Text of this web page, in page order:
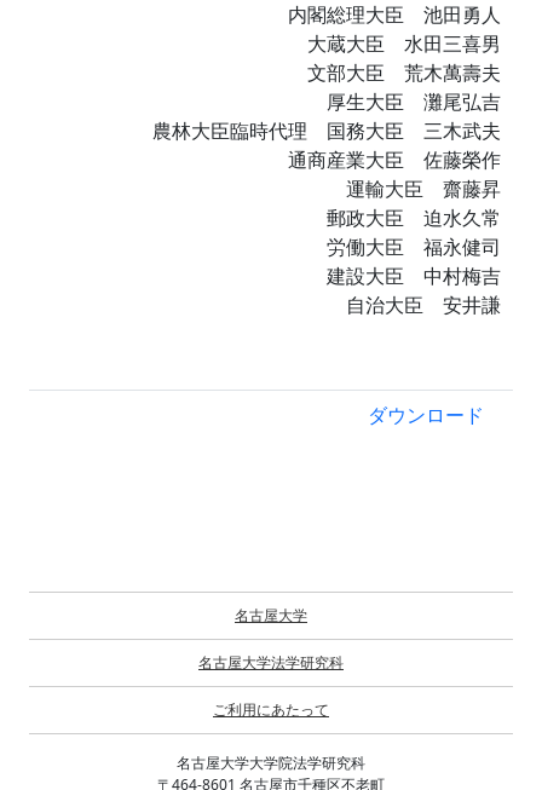
内閣総理大臣 池田勇人
大蔵大臣 水田三喜男
文部大臣 荒木萬壽夫
厚生大臣 灘尾弘吉
農林大臣臨時代理 国務大臣 三木武夫
通商産業大臣 佐藤榮作
運輸大臣 齋藤昇
郵政大臣 迫水久常
労働大臣 福永健司
建設大臣 中村梅吉
自治大臣 安井謙
ダウンロード
名古屋大学
名古屋大学法学研究科
ご利用にあたって
名古屋大学大学院法学研究科
〒464-8601 名古屋市千種区不老町